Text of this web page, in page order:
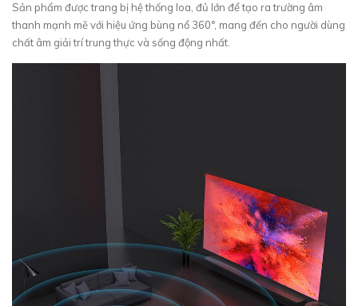
Sản phẩm được trang bị hệ thống loa, đủ lớn để tạo ra trường âm
thanh mạnh mẽ với hiệu ứng bùng nổ 360°, mang đến cho người dùng
chất âm giải trí trung thực và sống động nhất.